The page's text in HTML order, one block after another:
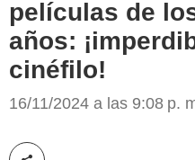
películas de
años:
cinéfilo!
16/11/2024 a las 9:08 p.